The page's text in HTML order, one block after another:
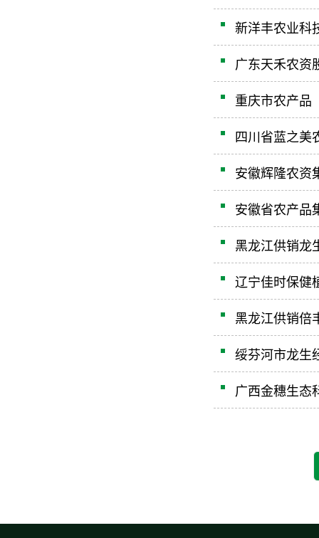
新洋丰农业科
广东天禾农资
重庆市农产品
四川省蓝之美
安徽辉隆农资
安徽省农产品
黑龙江供销龙
辽宁佳时保健
黑龙江供销倍
绥芬河市龙生
广西金穗生态